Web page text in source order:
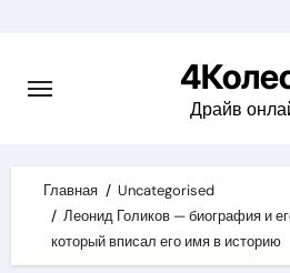
content
Драйв
Главная
Uncategorised
Леонид Голиков — биография и
который вписал его имя в историю